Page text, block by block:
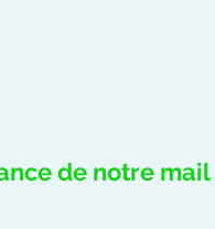
de notre mail